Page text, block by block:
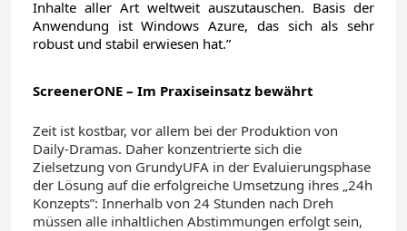
Inhalte aller Art weltweit auszutauschen. Basis der
Anwendung ist Windows Azure, das sich als sehr
robust und stabil erwiesen hat.”
ScreenerONE – Im Praxiseinsatz bewährt
Zeit ist kostbar, vor allem bei der Produktion von
Daily-Dramas. Daher konzentrierte sich die
Zielsetzung von GrundyUFA in der Evaluierungsphase
der Lösung auf die erfolgreiche Umsetzung ihres „24h
Konzepts”: Innerhalb von 24 Stunden nach Dreh
müssen alle inhaltlichen Abstimmungen erfolgt sein,